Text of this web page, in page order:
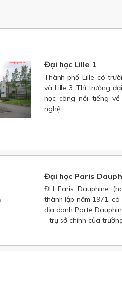
Đại học Lille 1
Thành phố Lille có
và Lille 3. Thì trường
học công nổi tiếng
nghệ
Đại học Paris
ĐH Paris Dauphine
thành lập năm 1971,
địa danh Porte
- trụ sở chính của